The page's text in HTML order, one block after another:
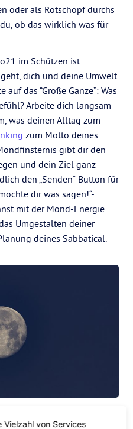
oder als Rotschopf durchs
ob das wirklich was für
im Schützen ist
dich und deine Umwelt
das “Große Ganze”: Was
Arbeite dich langsam
was deinen Alltag zum
zum Motto deines
gibt dir den
und dein Ziel ganz
den „Senden“-Button für
dir was sagen!“-
mit der Mond-Energie
Umgestalten deiner
deines Sabbatical.
Vielzahl von Services